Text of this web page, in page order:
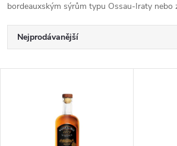
bordeauxským sýrům typu Ossau-Iraty nebo
Ř
a
Nejprodávanější